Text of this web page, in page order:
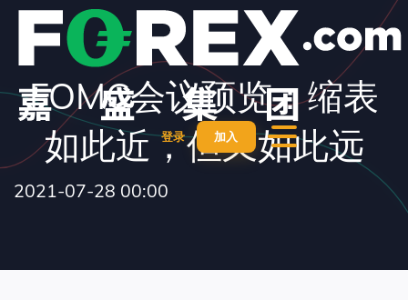
登录 加入
FOMC会议预览：缩表
如此近，但又如此远
2021-07-28 00:00